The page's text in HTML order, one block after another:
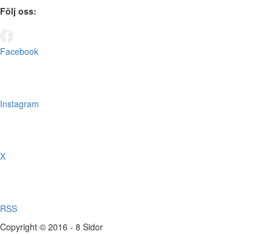
Följ oss:
Facebook
Instagram
X
RSS
Copyright © 2016 - 8 Sidor